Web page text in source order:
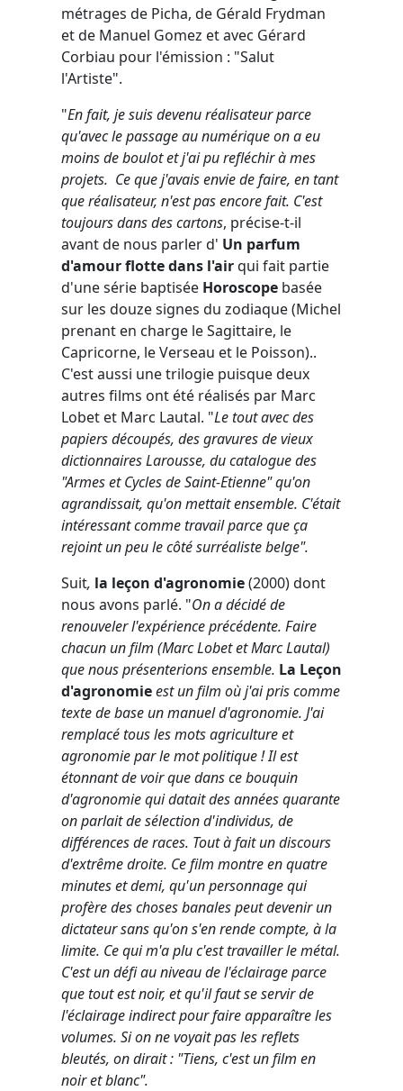
métrages de Picha, de Gérald Frydman
et de Manuel Gomez et avec Gérard
Corbiau pour l'émission : "Salut
l'Artiste".
"En fait, je suis devenu réalisateur parce
qu'avec le passage au numérique on a eu
moins de boulot et j'ai pu refléchir à mes
projets. Ce que j'avais envie de faire, en tant
que réalisateur, n'est pas encore fait. C'est
toujours dans des cartons, précise-t-il
avant de nous parler d' Un parfum
d'amour flotte dans l'airqui fait partie
d'une série baptisée Horoscope basée
sur les douze signes du zodiaque (Michel
prenant en charge le Sagittaire, le
Capricorne, le Verseau et le Poisson)..
C'est aussi une trilogie puisque deux
autres films ont été réalisés par Marc
Lobet et Marc Lautal. "Le tout avec des
papiers découpés, des gravures de vieux
dictionnaires Larousse, du catalogue des
"Armes et Cycles de Saint-Etienne" qu'on
agrandissait, qu'on mettait ensemble. C'était
intéressant comme travail parce que ça
rejoint un peu le côté surréaliste belge".
Suit, la leçon d'agronomie(2000) dont
nous avons parlé. "On a décidé de
renouveler l'expérience précédente. Faire
chacun un film (Marc Lobet et Marc Lautal)
que nous présenterions ensemble. La Leçon
d'agronomieest un film où j'ai pris comme
texte de base un manuel d'agronomie. J'ai
remplacé tous les mots agriculture et
agronomie par le mot politique ! Il est
étonnant de voir que dans ce bouquin
d'agronomie qui datait des années quarante
on parlait de sélection d'individus, de
différences de races. Tout à fait un discours
d'extrême droite. Ce film montre en quatre
minutes et demi, qu'un personnage qui
profère des choses banales peut devenir un
dictateur sans qu'on s'en rende compte, à la
limite. Ce qui m'a plu c'est travailler le métal.
C'est un défi au niveau de l'éclairage parce
que tout est noir, et qu'il faut se servir de
l'éclairage indirect pour faire apparaître les
volumes. Si on ne voyait pas les reflets
bleutés, on dirait : "Tiens, c'est un film en
noir et blanc".